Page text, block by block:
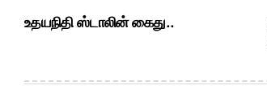
உதயநிதி ஸ்டாலின் கைது..